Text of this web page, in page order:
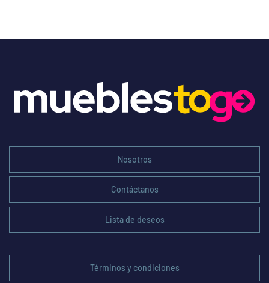
Nosotros
Contáctanos
Lista de deseos
Términos y condiciones